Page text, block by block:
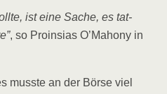
ist eine Sache, es tat­
, so Pro­in­si­as O’Ma­ho­ny in
muss­te an der Bör­se viel